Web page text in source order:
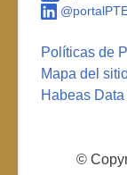
Políticas de
Mapa del
Habeas Data
©